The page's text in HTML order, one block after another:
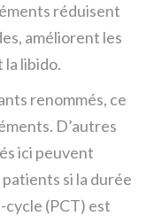
réduisent
améliorent les
libido.
renommés, ce
D’autres
ici peuvent
si la durée
(PCT) est